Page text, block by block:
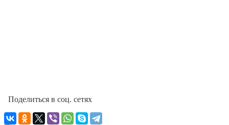
Поделиться в соц. сетях